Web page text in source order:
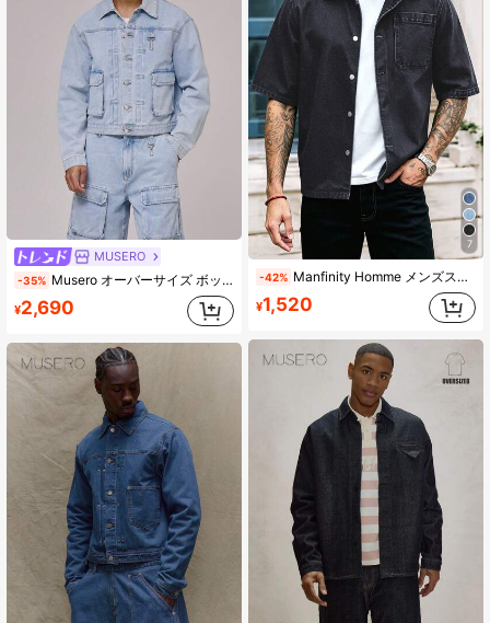
MUSERO
-35% Musero オーバーサイズ ボックス型 クロップド ストラクチャード カーゴスタイル ポケット ウォッシュデニムジャケット ハードウェア ディテール コーディネートトップス のみ 春夏必需品 ホリデー
¥2,690
7
-42% Manfinity Homme メンズストリートスタイル シングルブレスト デニムジャケット
¥1,520